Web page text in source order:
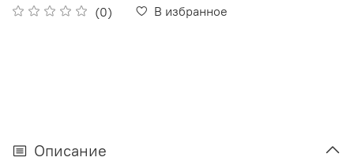
(0) В избранное
Описание